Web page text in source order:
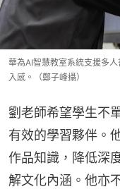
華為AI智慧教室系統支援多
入感。（鄭子峰攝）
劉老師希望學生不
有效的學習夥伴。
作品知識，降低深
解文化內涵。他亦